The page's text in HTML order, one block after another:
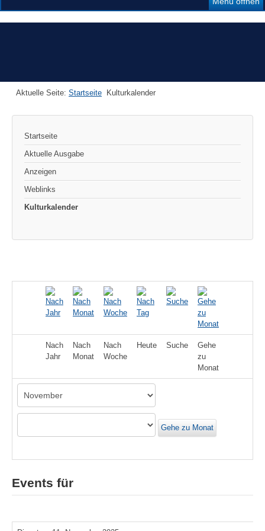
Aktuelle Seite: Startseite Kulturkalender
Startseite
Aktuelle Ausgabe
Anzeigen
Weblinks
Kulturkalender
Nach
Jahr
Nach
Monat
Nach
Woche
Heute Suche
Gehe
zu
Monat
Gehe zu Monat
Events für